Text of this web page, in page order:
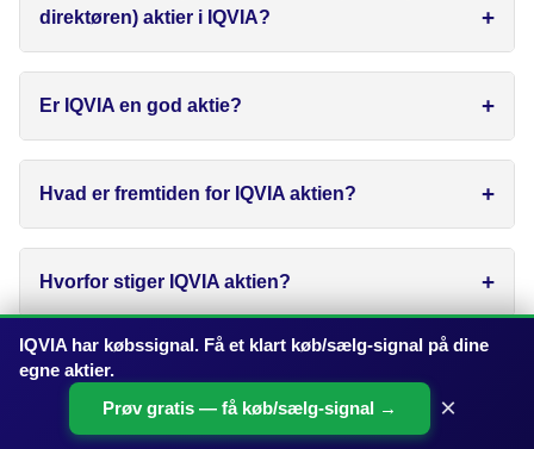
direktøren) aktier i IQVIA?
Er IQVIA en god aktie?
Hvad er fremtiden for IQVIA aktien?
Hvorfor stiger IQVIA aktien?
Hvor meget kan IQVIA stige?
IQVIA har købssignal. Få et klart køb/sælg-signal på dine
egne aktier.
Prøv gratis — få køb/sælg-signal →
×